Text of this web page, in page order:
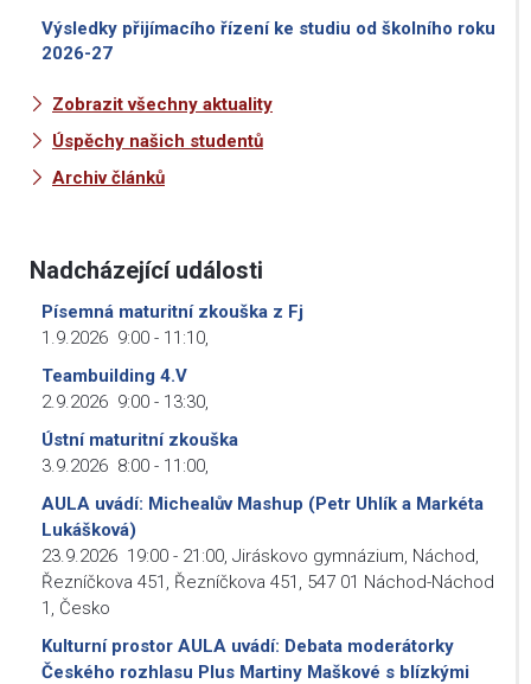
Výsledky přijímacího řízení ke studiu od školního roku
2026-27
Zobrazit všechny aktuality
Úspěchy našich studentů
Archiv článků
Nadcházející události
Písemná maturitní zkouška z Fj
1.9.2026 9:00 - 11:10
Teambuilding 4.V
2.9.2026 9:00 - 13:30
Ústní maturitní zkouška
3.9.2026 8:00 - 11:00
AULA uvádí: Michealův Mashup (Petr Uhlík a Markéta
Lukášková)
23.9.2026 19:00 - 21:00 Jiráskovo gymnázium, Náchod,
Řezníčkova 451, Řezníčkova 451, 547 01 Náchod-Náchod
1, Česko
Kulturní prostor AULA uvádí: Debata moderátorky
Českého rozhlasu Plus Martiny Maškové s blízkými